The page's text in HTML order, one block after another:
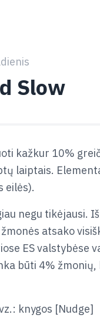
Slow
kažkur 10%
laiptais.
eilės).
negu tikėjausi.
atsako
ES valstybėse
būti 4%
knygos [Nudge]